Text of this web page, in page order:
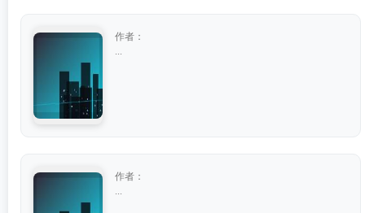
作者：
作者：